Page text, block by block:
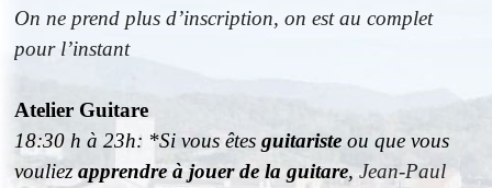
On ne prend plus d’inscription, on est au complet
pour l’instant
Atelier Guitare
18:30 h à 23h: *Si vous êtes guitariste ou que vous
vouliezapprendre à jouer de la guitare,Jean-Paul